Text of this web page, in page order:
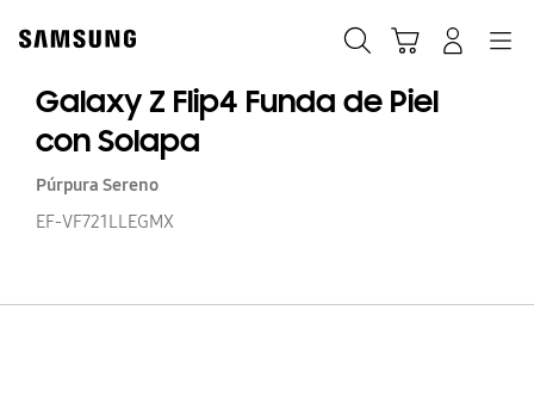
content
Galaxy Z Flip4 Funda de Piel
con Solapa
Púrpura Sereno
EF-VF721LLEGMX